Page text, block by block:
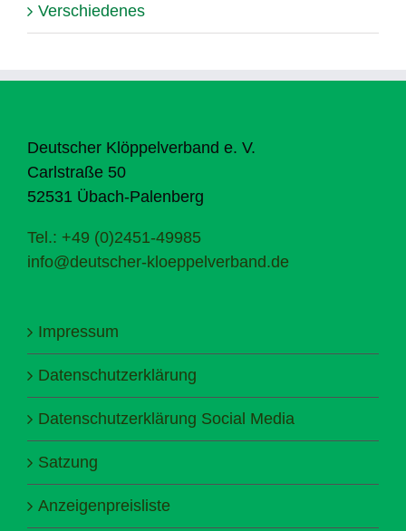
Verschiedenes
Deutscher Klöppelverband e. V.
Carlstraße 50
52531 Übach-Palenberg
Tel.: +49 (0)2451-49985
info@deutscher-kloeppelverband.de
Impressum
Datenschutzerklärung
Datenschutzerklärung Social Media
Satzung
Anzeigenpreisliste